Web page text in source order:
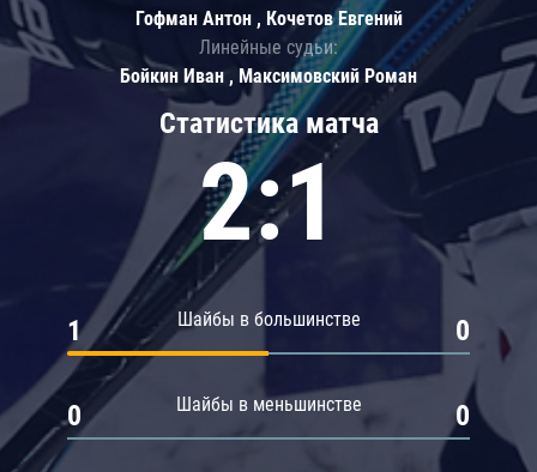
Статистика матча
2:1
Шайбы в большинстве
1 0
Шайбы в меньшинстве
0 0
Гофман Антон , Кочетов Евгений
Линейные судьи:
Бойкин Иван , Максимовский Роман